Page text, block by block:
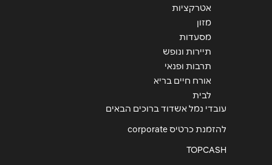
אטרקציות
מזון
מסעדות
תיירות ונופש
תרבות ופנאי
אורח חיים בריא
לבית
עובדי נמל אשדוד ברוכים הבאים
להזמנת כרטיס corporate
TOPCASH